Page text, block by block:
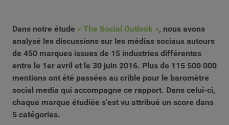
Dans notre étude « The Social Outlook », nous avons
analysé les discussions sur les médias sociaux autours
de 450 marques issues de 15 industries différentes
entre le 1er avril et le 30 juin 2016. Plus de 115 500 000
mentions ont été passées au crible pour le baromètre
social media qui accompagne ce rapport. Dans celui-ci,
chaque marque étudiée s’est vu attribué un score dans
5 catégories.